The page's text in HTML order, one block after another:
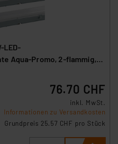
LED-
Aqua-Promo, 2-flammig,
76.70 CHF
inkl. MwSt.
Informationen zu Versandkosten
Grundpreis 25.57 CHF pro Stück